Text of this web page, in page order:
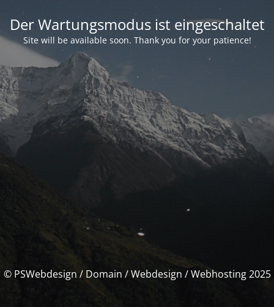
Der Wartungsmodus ist eingeschaltet
Site will be available soon. Thank you for your patience!
© PSWebdesign / Domain / Webdesign / Webhosting 2025